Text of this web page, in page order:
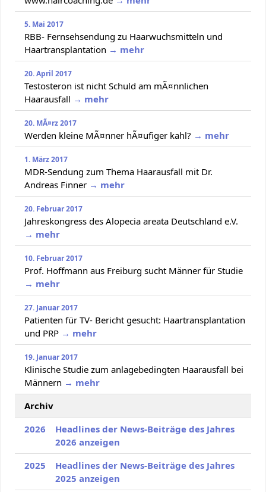
5. Mai 2017
RBB- Fernsehsendung zu Haarwuchsmitteln und
Haartransplantation → mehr
20. April 2017
Testosteron ist nicht Schuld am mÃ¤nnlichen
Haarausfall → mehr
20. MÃ¤rz 2017
Werden kleine MÃ¤nner hÃ¤ufiger kahl? → mehr
1. März 2017
MDR-Sendung zum Thema Haarausfall mit Dr.
Andreas Finner → mehr
20. Februar 2017
Jahreskongress des Alopecia areata Deutschland e.V.
→ mehr
10. Februar 2017
Prof. Hoffmann aus Freiburg sucht Männer für Studie
→ mehr
27. Januar 2017
Patienten für TV- Bericht gesucht: Haartransplantation
und PRP → mehr
19. Januar 2017
Klinische Studie zum anlagebedingten Haarausfall bei
Männern → mehr
Archiv
2026
Headlines der News-Beiträge des Jahres
2026 anzeigen
2025
Headlines der News-Beiträge des Jahres
2025 anzeigen